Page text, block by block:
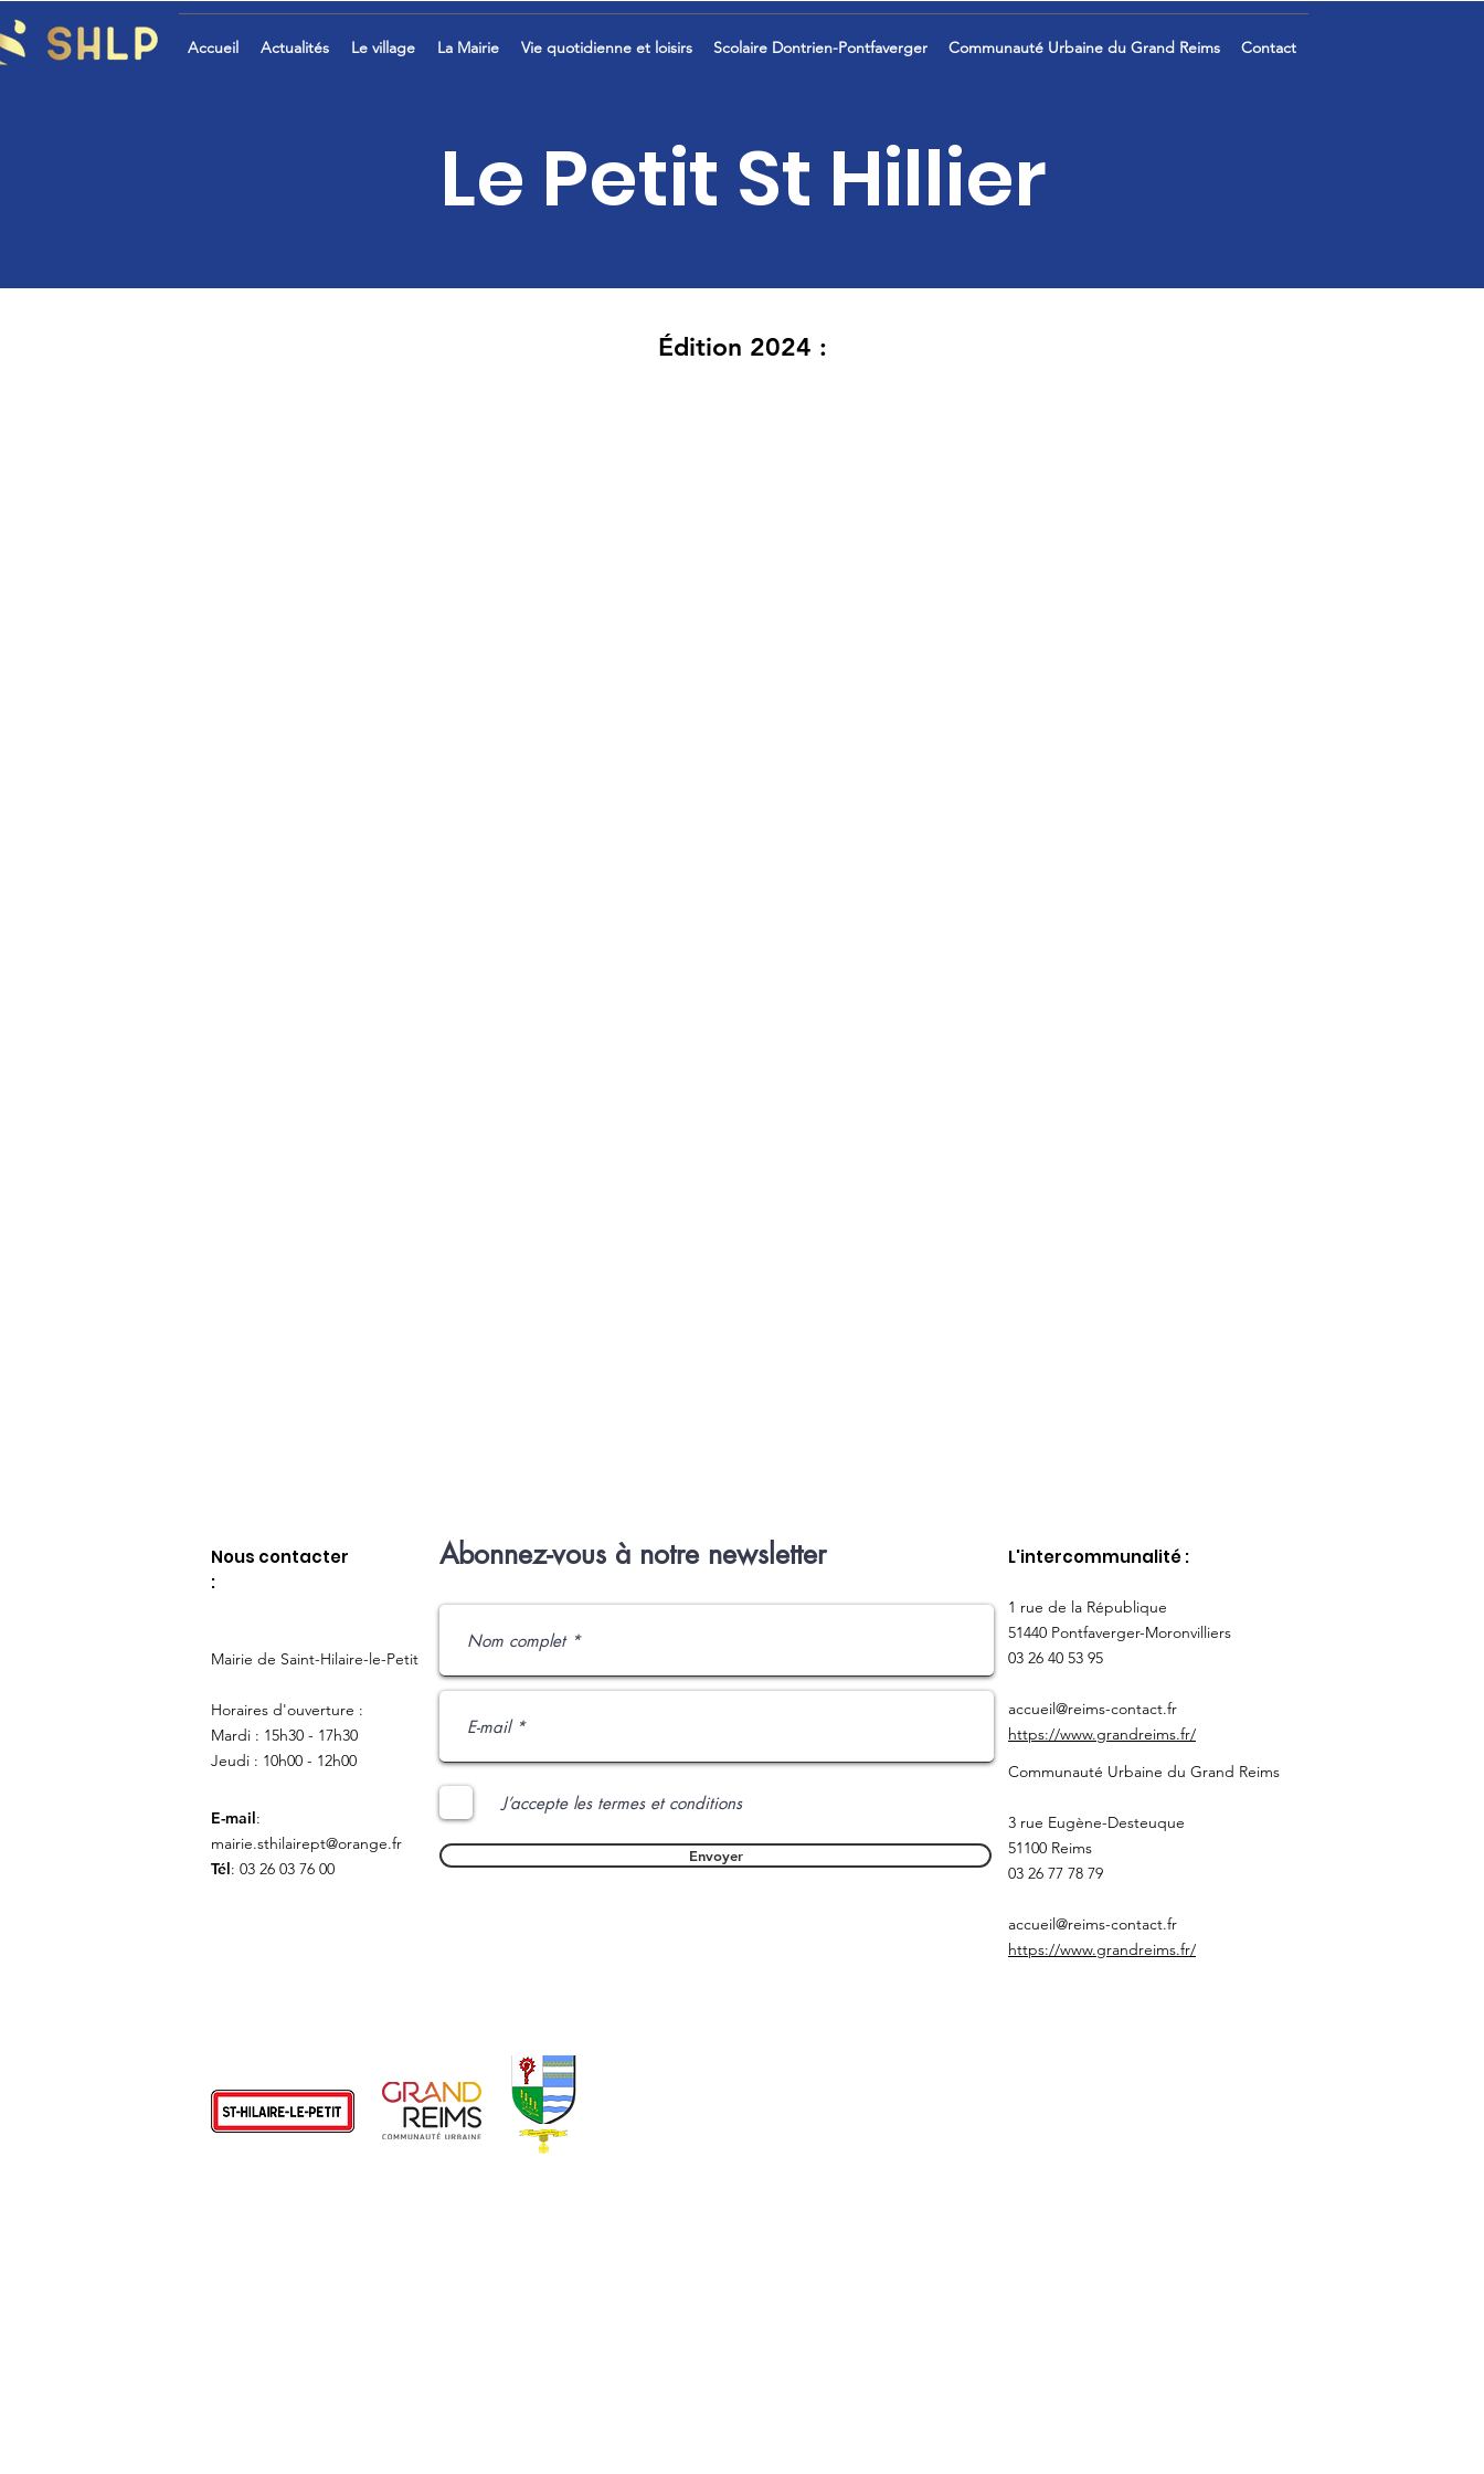
Accueil Actualités Le village La Mairie Vie quotidienne et loisirs Scolaire Dontrien-Pontfaverger Communauté Urbaine du Grand Reims Contact
Le Petit St Hillier
Édition 2024 :
Nous contacter
:
Mairie de Saint-Hilaire-le-Petit
Horaires d'ouverture :
Mardi : 15h30 - 17h30
Jeudi : 10h00 - 12h00
E-mail:
mairie.sthilairept@orange.fr
Tél: 03 26 03 76 00
Abonnez-vous à notre newsletter
J’accepte les termes et conditions
Envoyer
L'intercommunalité :
​1 rue de la République
51440 Pontfaverger-Moronvilliers
03 26 40 53 95
accueil@reims-contact.fr
https://www.grandreims.fr/
Communauté Urbaine du Grand Reims
3 rue Eugène-Desteuque
51100 Reims
03 26 77 78 79
accueil@reims-contact.fr
https://www.grandreims.fr/